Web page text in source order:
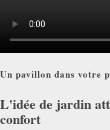
Un pavillon dans votre
L'idée de jardin
confort